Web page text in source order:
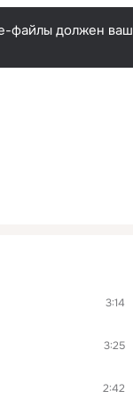
файлы должен ваш
3:14
3:25
2:42